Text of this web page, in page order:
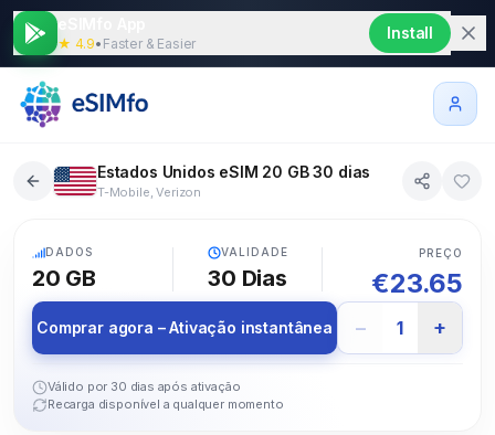
★ 4.9• Faster & Easier
Install
Estados Unidos eSIM 20 GB 30 dias
T-Mobile, Verizon
DADOS
20 GB
VALIDADE
30 Dias
PREÇO
€23.65
Comprar agora – Ativação instantânea − 1 +
Válido por 30 dias após ativação
Recarga disponível a qualquer momento